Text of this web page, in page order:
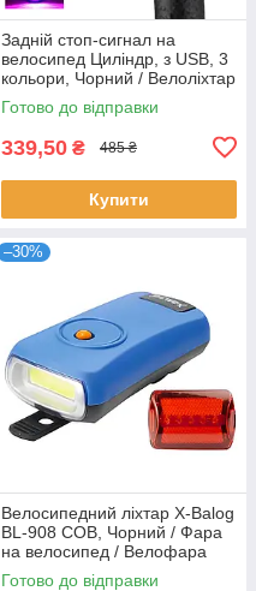
Задній стоп-сигнал на
велосипед Циліндр, з USB, 3
кольори, Чорний / Велоліхтар
на раму велосипеда /
Веломигалка
Готово до відправки
339,50 ₴ 485 ₴
Купити
–30%
Велосипедний ліхтар X-Balog
BL-908 COB, Чорний / Фара
на велосипед / Велофара
Готово до відправки